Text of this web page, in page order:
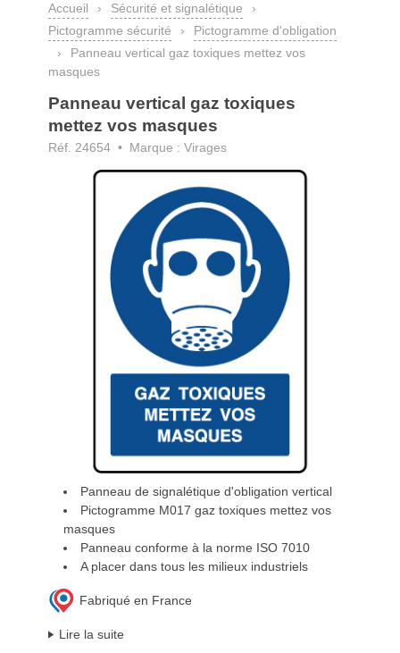
Accueil › Sécurité et signalétique
›
Pictogramme sécurité
›
Pictogramme d'obligation
›
Panneau vertical gaz toxiques mettez vos
masques
Panneau vertical gaz toxiques
mettez vos masques
Réf. 24654 • Marque : Virages
Panneau de signalétique d'obligation vertical
Pictogramme M017 gaz toxiques mettez vos
masques
Panneau conforme à la norme ISO 7010
A placer dans tous les milieux industriels
Fabriqué en France
Lire la suite